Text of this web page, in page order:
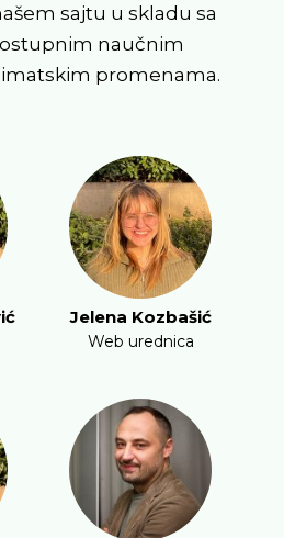
sajtu u skladu sa
naučnim
promenama.
Jelena Kozbašić
Web urednica